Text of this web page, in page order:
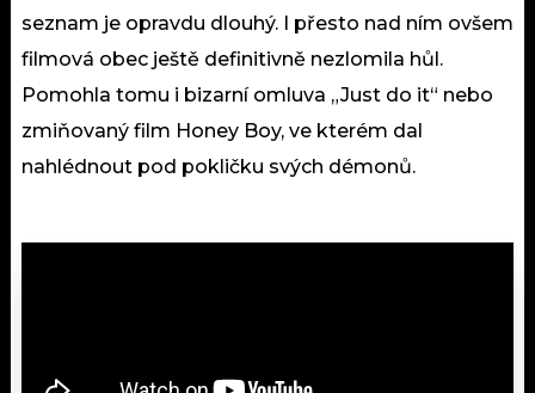
seznam je opravdu dlouhý. I přesto nad ním ovšem
filmová obec ještě definitivně nezlomila hůl.
Pomohla tomu i bizarní omluva „Just do it“ nebo
zmiňovaný film Honey Boy, ve kterém dal
nahlédnout pod pokličku svých démonů.